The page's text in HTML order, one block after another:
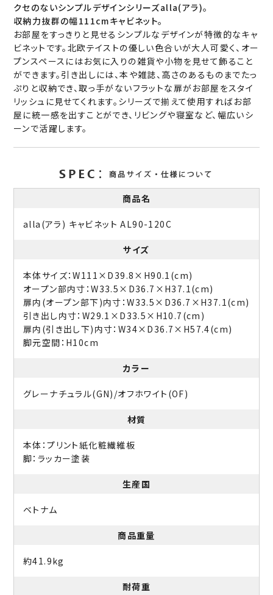
クセのないシンプルデザインシリーズalla(アラ)。
収納力抜群の幅111cmキャビネット。
お部屋をすっきりと見せるシンプルなデザインが特徴的なキャ
ビネットです。北欧テイストの優しい色合いが大人可愛く、オー
プンスペースにはお気に入りの雑貨や小物を見せて飾ること
ができます。引き出しには、本や雑誌、高さのあるものまでたっ
ぷりと収納でき、取っ手がないフラットな扉がお部屋をスタイ
リッシュに見せてくれます。シリーズで揃えて使用すればお部
屋に統一感を出すことができ、リビングや寝室など、幅広いシ
ーンで活躍します。
商品名
alla(アラ) キャビネット AL90-120C
サイズ
本体サイズ：W111×D39.8×H90.1(cm)
オープン部内寸：W33.5×D36.7×H37.1(cm)
扉内(オープン部下)内寸：W33.5×D36.7×H37.1(cm)
引き出し内寸：W29.1×D33.5×H10.7(cm)
扉内(引き出し下)内寸：W34×D36.7×H57.4(cm)
脚元空間：H10cm
カラー
グレーナチュラル(GN)/オフホワイト(OF)
材質
本体：プリント紙化粧繊維板
脚：ラッカー塗装
生産国
ベトナム
商品重量
約41.9kg
耐荷重